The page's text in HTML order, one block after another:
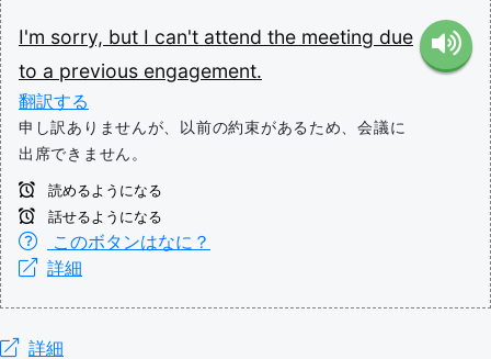
I'm sorry, but I can't attend the meeting due
to a previous engagement.
翻訳する
申し訳ありませんが、以前の約束があるため、会議に
出席できません。
読めるようになる
話せるようになる
このボタンはなに？
詳細
詳細